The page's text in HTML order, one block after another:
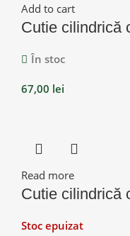
Add to cart
Cutie cilindrică
În stoc
67,00 lei
Read more
Cutie cilindrică
Stoc epuizat